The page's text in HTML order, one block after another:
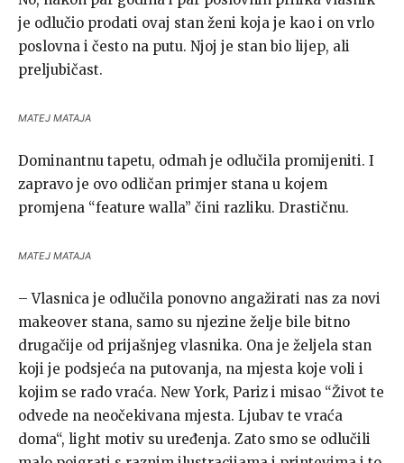
je odlučio prodati ovaj stan ženi koja je kao i on vrlo
poslovna i često na putu. Njoj je stan bio lijep, ali
preljubičast.
MATEJ MATAJA
Dominantnu tapetu, odmah je odlučila promijeniti. I
zapravo je ovo odličan primjer stana u kojem
promjena “feature walla” čini razliku. Drastičnu.
MATEJ MATAJA
– Vlasnica je odlučila ponovno angažirati nas za novi
makeover stana, samo su njezine želje bile bitno
drugačije od prijašnjeg vlasnika. Ona je željela stan
koji je podsjeća na putovanja, na mjesta koje voli i
kojim se rado vraća. New York, Pariz i misao “Život te
odvede na neočekivana mjesta. Ljubav te vraća
doma“, light motiv su uređenja. Zato smo se odlučili